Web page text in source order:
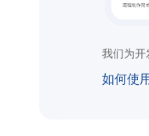
我们为开
如何使